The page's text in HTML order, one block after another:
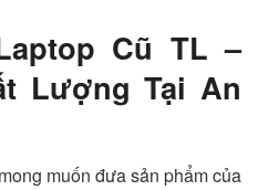
Cũ TL –
Lượng Tại An
muốn đưa sản phẩm của